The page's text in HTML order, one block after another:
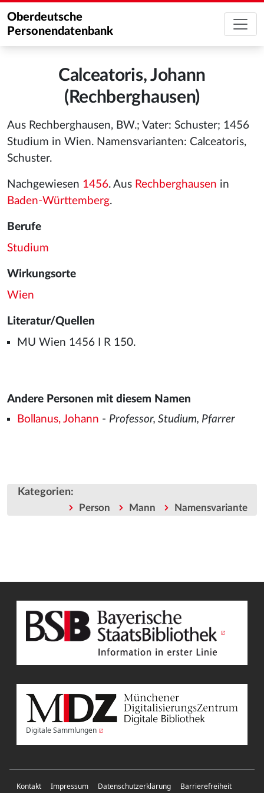
Oberdeutsche
Personendatenbank
Calceatoris, Johann
(Rechberghausen)
Aus Rechberghausen, BW.; Vater: Schuster; 1456
Studium in Wien. Namensvarianten: Calceatoris,
Schuster.
Nachgewiesen 1456. Aus Rechberghausen in
Baden-Württemberg.
Berufe
Studium
Wirkungsorte
Wien
Literatur/Quellen
MU Wien 1456 I R 150.
Andere Personen mit diesem Namen
Bollanus, Johann - Professor, Studium, Pfarrer
Kategorien:
Person Mann Namensvariante
Digitale Sammlungen
Kontakt Impressum Datenschutzerklärung Barrierefreiheit